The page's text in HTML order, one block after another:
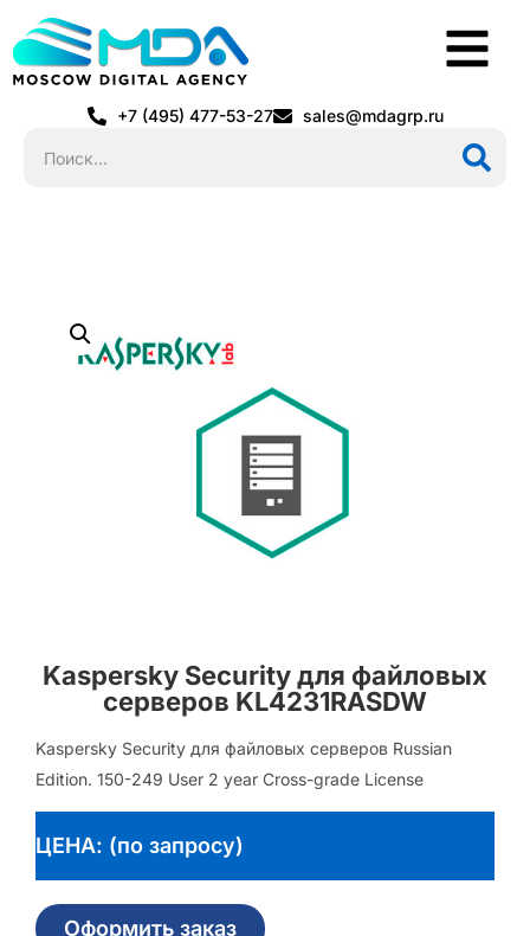
+7 (495) 477-53-27 sales@mdagrp.ru
Kaspersky Security для файловых
серверов KL4231RASDW
Kaspersky Security для файловых серверов Russian
Edition. 150-249 User 2 year Cross-grade License
ЦЕНА: (по запросу)
Оформить заказ